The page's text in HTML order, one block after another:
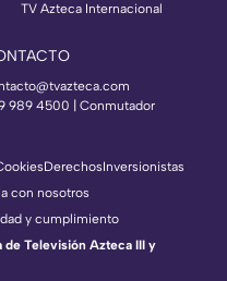
TV Azteca Internacional
989 4500 | Conmutador
DerechosInversionistas
con nosotros
y cumplimiento
Televisión Azteca III y